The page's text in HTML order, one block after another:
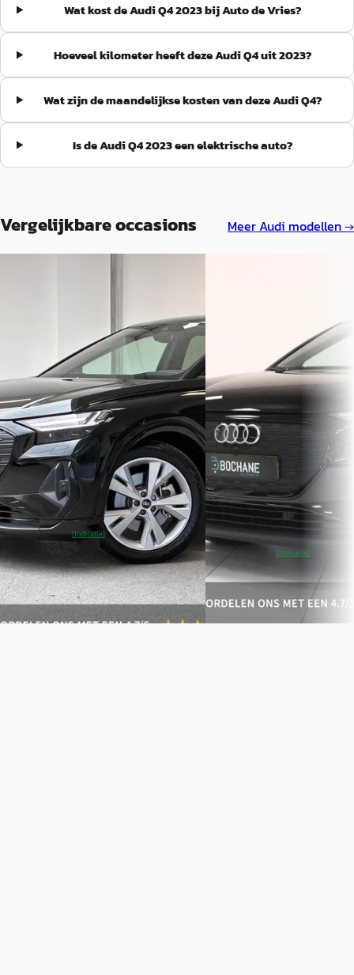
Wat kost de Audi Q4 2023 bij Auto de Vries?
Hoeveel kilometer heeft deze Audi Q4 uit 2023?
Wat zijn de maandelijkse kosten van deze Audi Q4?
Is de Audi Q4 2023 een elektrische auto?
Vergelijkbare occasions MeerAudi modellen →
Sportback e-tron 40 S-Line
Competition 77 kWh
€ 28.600
v.a. € 606/mnd
Scherp geprijsd
2022 · 140073 km · Elektrisch ·
Automaat
Vakgarage BSC Maarn· Apeldoorn
~86% SoH(indicatie)Bekijk
aanbieding →
Vergelijk
v.a. € 655/mnd
Scherp geprijsd
2023 · 55154 km ·
Automaat
Bochane Arnhem
Apeldoorn 4,6(989
~92% SoH(indicatie)
aanbieding →
Vergelijk